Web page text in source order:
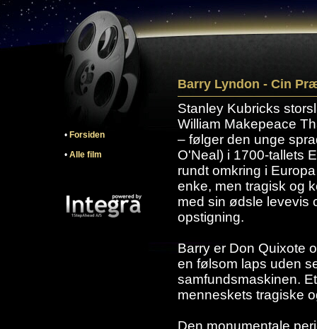
• Forsiden
• Alle film
Barry Lyndon - Cin
Stanley Kubricks
William Makepeace
– følger den unge
O'Neal) i 1700-tallets
rundt omkring i
enke, men tragisk og
med sin ødsle levevis
opstigning.
Barry er Don Quixote
en følsom laps uden
samfundsmaskinen.
menneskets tragiske
Den monumentale